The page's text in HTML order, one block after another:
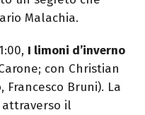
Malachia.
I limoni d’inverno
con Christian
Francesco Bruni). La
attraverso il